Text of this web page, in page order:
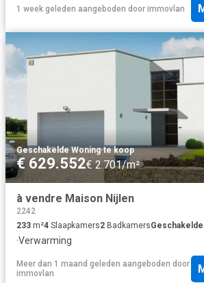
1 week geleden aangeboden door immovlan
Geschakelde Woning·te koop
€ 629.552€ 2.701/m²
à vendre Maison Nijlen
2242
233 m²4 Slaapkamers2 Badkamers
·Verwarming
Meer dan 1 maand geleden aangeboden door
immovlan